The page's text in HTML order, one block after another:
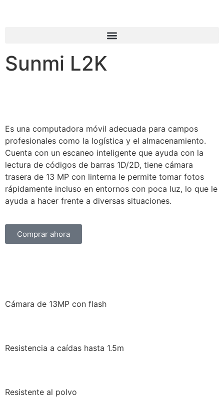
Sunmi L2K
Es una computadora móvil adecuada para campos
profesionales como la logística y el almacenamiento.
Cuenta con un escaneo inteligente que ayuda con la
lectura de códigos de barras 1D/2D, tiene cámara
trasera de 13 MP con linterna le permite tomar fotos
rápidamente incluso en entornos con poca luz, lo que le
ayuda a hacer frente a diversas situaciones.
Comprar ahora
Cámara de 13MP con flash
Resistencia a caídas hasta 1.5m
Resistente al polvo